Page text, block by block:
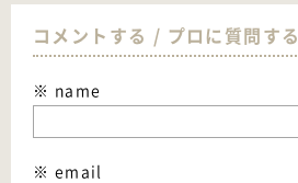
コメントする / プロに質問する
※ name
※ email